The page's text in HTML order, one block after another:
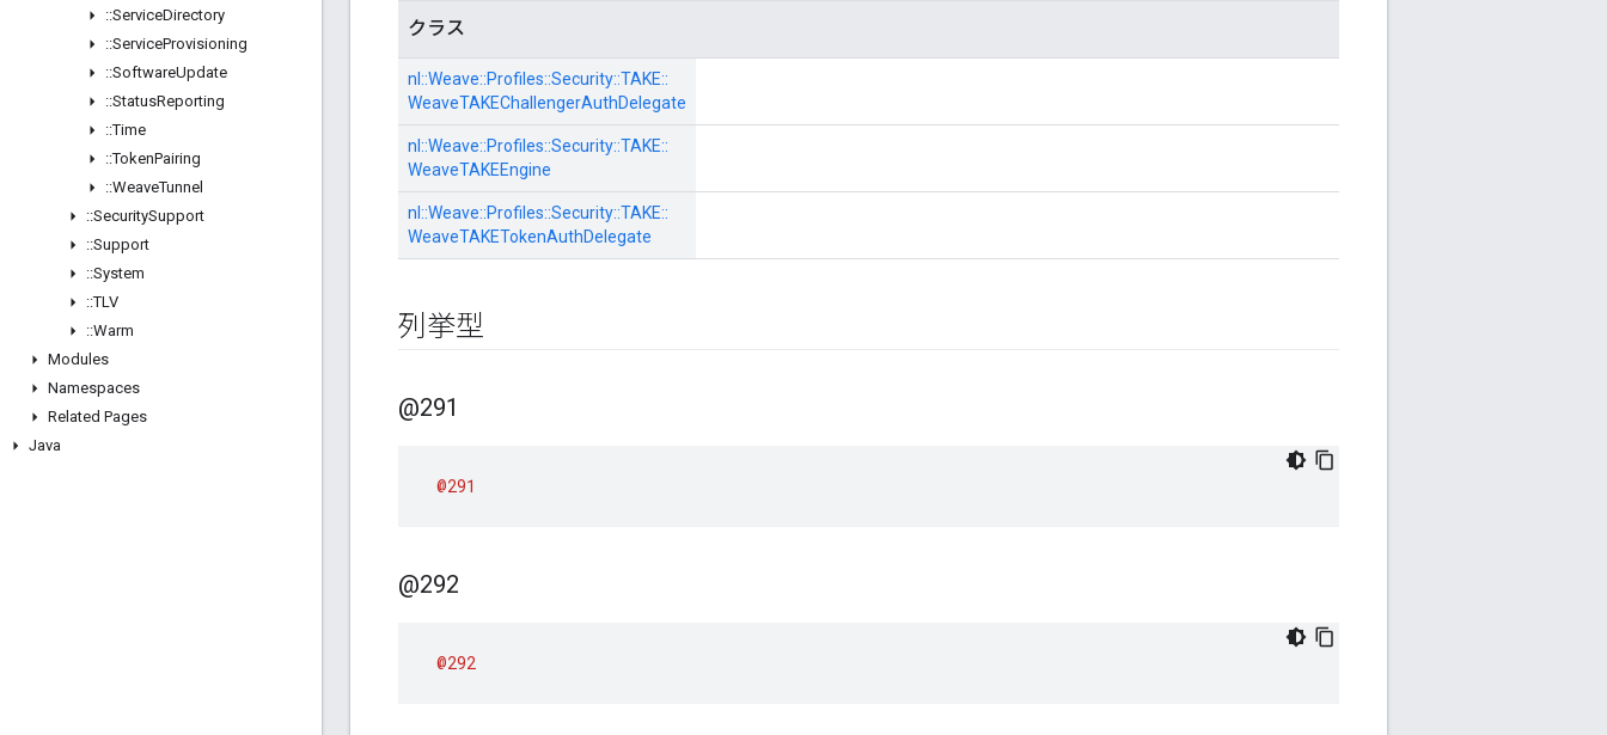
::ServiceDirectory
::ServiceProvisioning
::SoftwareUpdate
::StatusReporting
::Time
::TokenPairing
::WeaveTunnel
::SecuritySupport
::Support
::System
::TLV
::Warm
Modules
Namespaces
Related Pages
Java
クラス
nl::Weave::Profiles::Security::TAKE::
WeaveTAKEChallengerAuthDelegate
nl::Weave::Profiles::Security::TAKE::
WeaveTAKEEngine
nl::Weave::Profiles::Security::TAKE::
WeaveTAKETokenAuthDelegate
列挙型
@291
@291
@292
@292